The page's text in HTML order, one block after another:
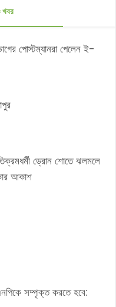
খবর
পোস্টম্যানরা পেলেন ই-
ড্রোন শোতে ঝলমলে
আকাশ
সম্পৃক্ত করতে হবে: